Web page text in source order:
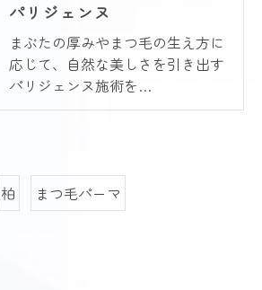
パリジェンヌ
まぶたの厚みやまつ毛の生え方に
応じて、自然な美しさを引き出す
パリジェンヌ施術を…
柏 まつ毛パーマ